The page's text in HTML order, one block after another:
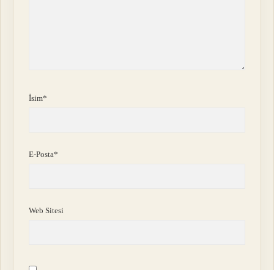
İsim*
E-Posta*
Web Sitesi